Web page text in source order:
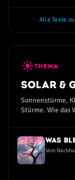
Alle Texte
☀THEMA
Solar &
Sonnenstürme,
Stürme. Wie das
Was
Vom